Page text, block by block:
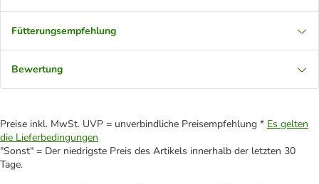
Fütterungsempfehlung
Bewertung
Preise inkl. MwSt. UVP = unverbindliche Preisempfehlung * Es gelten
die Lieferbedingungen
"Sonst" = Der niedrigste Preis des Artikels innerhalb der letzten 30
Tage.